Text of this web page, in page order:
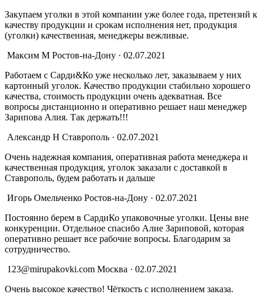
Закупаем уголки в этой компании уже более года, претензий к
качеству продукции и срокам исполнения нет, продукция
(уголки) качественная, менеджеры вежливые.
Максим М Ростов-на-Дону · 02.07.2021
Работаем с Сарди&Ко уже несколько лет, заказываем у них
картонный уголок. Качество продукции стабильно хорошего
качества, стоимость продукции очень адекватная. Все
вопросы дистанционно и оперативно решает наш менеджер
Зарипова Алия. Так держать!!!
Александр Н Ставрополь · 02.07.2021
Очень надежная компания, оперативная работа менеджера и
качественная продукция, уголок заказали с доставкой в
Ставрополь, будем работать и дальше
Игорь Омельченко Ростов-на-Дону · 02.07.2021
Постоянно берем в СардиКо упаковочные уголки. Цены вне
конкуренции. Отдельное спасибо Алие Зариповой, которая
оперативно решает все рабочие вопросы. Благодарим за
сотрудничество.
123@mirupakovki.com Москва · 02.07.2021
Очень высокое качество! Чёткость с исполнением заказа.